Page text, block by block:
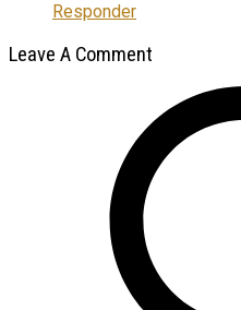
Responder
Leave A Comment